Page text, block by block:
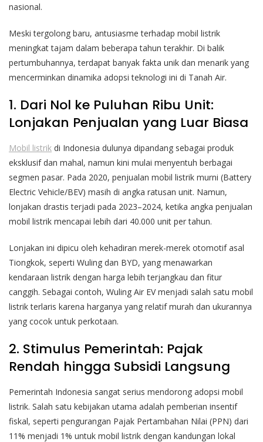
nasional.
Meski tergolong baru, antusiasme terhadap mobil listrik
meningkat tajam dalam beberapa tahun terakhir. Di balik
pertumbuhannya, terdapat banyak fakta unik dan menarik yang
mencerminkan dinamika adopsi teknologi ini di Tanah Air.
1. Dari Nol ke Puluhan Ribu Unit:
Lonjakan Penjualan yang Luar Biasa
Mobil listrik di Indonesia dulunya dipandang sebagai produk
eksklusif dan mahal, namun kini mulai menyentuh berbagai
segmen pasar. Pada 2020, penjualan mobil listrik murni (Battery
Electric Vehicle/BEV) masih di angka ratusan unit. Namun,
lonjakan drastis terjadi pada 2023–2024, ketika angka penjualan
mobil listrik mencapai lebih dari 40.000 unit per tahun.
Lonjakan ini dipicu oleh kehadiran merek-merek otomotif asal
Tiongkok, seperti Wuling dan BYD, yang menawarkan
kendaraan listrik dengan harga lebih terjangkau dan fitur
canggih. Sebagai contoh, Wuling Air EV menjadi salah satu mobil
listrik terlaris karena harganya yang relatif murah dan ukurannya
yang cocok untuk perkotaan.
2. Stimulus Pemerintah: Pajak
Rendah hingga Subsidi Langsung
Pemerintah Indonesia sangat serius mendorong adopsi mobil
listrik. Salah satu kebijakan utama adalah pemberian insentif
fiskal, seperti pengurangan Pajak Pertambahan Nilai (PPN) dari
11% menjadi 1% untuk mobil listrik dengan kandungan lokal